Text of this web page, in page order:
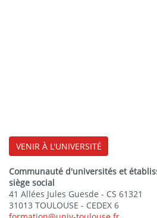
VENIR À L'UNIVERSITÉ
Communauté d'universités et
siège social
41 Allées Jules Guesde - CS 61321
31013 TOULOUSE - CEDEX 6